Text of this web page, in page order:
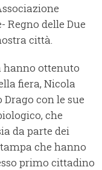
Regno delle Due
città.
hanno ottenuto
fiera, Nicola
con le sue
che
da parte dei
che hanno
primo cittadino